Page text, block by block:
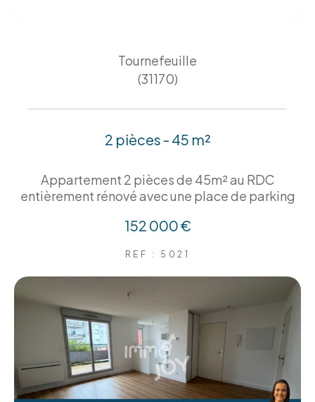
Tournefeuille
(31170)
2 pièces - 45 m²
Appartement 2 pièces de 45m² au RDC
entièrement rénové avec une place de parking
152 000 €
REF : 5021